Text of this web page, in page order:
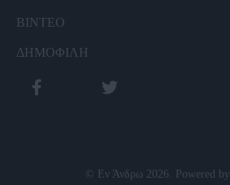
ΒΙΝΤΕΟ
ΔΗΜΟΦΙΛΗ
© Εν Άνδρω 2026. Powered by